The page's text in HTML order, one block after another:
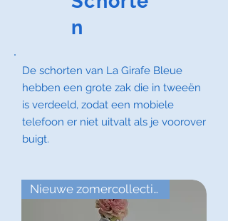
n
De schorten van La Girafe Bleue
hebben een grote zak die in tweeën
is verdeeld, zodat een mobiele
telefoon er niet uitvalt als je voorover
buigt.
Nieuwe zomercollecties